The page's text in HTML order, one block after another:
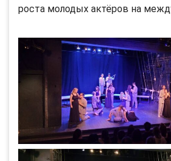
роста молодых актёров на